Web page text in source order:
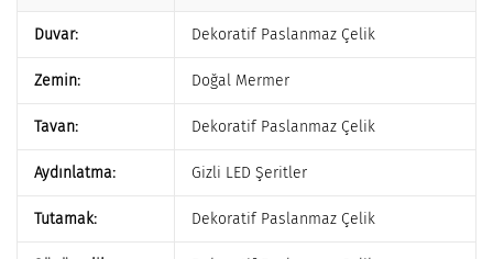
Duvar: Dekoratif Paslanmaz Çelik
Zemin: Doğal Mermer
Tavan: Dekoratif Paslanmaz Çelik
Aydınlatma: Gizli LED Şeritler
Tutamak: Dekoratif Paslanmaz Çelik